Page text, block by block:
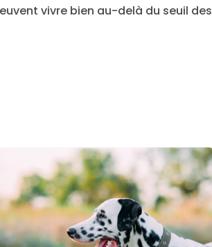
vivre bien au-delà du seuil des